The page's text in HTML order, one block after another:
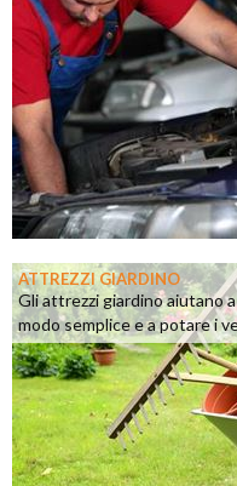
ATTREZZI GIARDINO
Gli attrezzi giardino aiutano
modo semplice e a potare i